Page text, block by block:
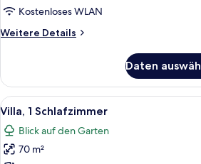
Kostenloses WLAN
Weitere Details
Weitere
Suite,
Gartenblick
Daten
Alle
Fotos
für
Villa,
Ein
11
Villa, 1 Schlafzimmer
Blick auf den Garten
70 m²